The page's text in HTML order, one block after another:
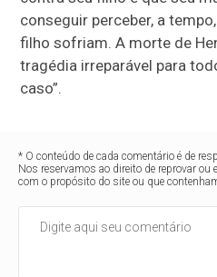
conseguir perceber, a
filho sofriam. A morte de
tragédia irreparável para
caso”.
* O conteúdo de cada comentário é de
Nos reservamos ao direito de reprovar
com o propósito do site ou que